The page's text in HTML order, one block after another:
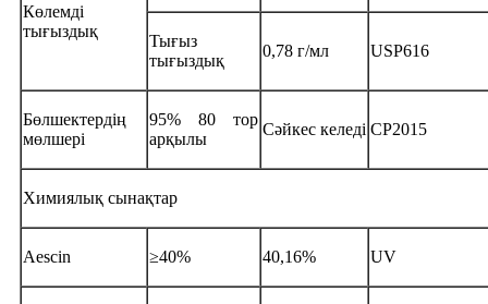
Көлемді
тығыздық
Тығыз
тығыздық
0,78 г/мл USP616
Бөлшектердің
мөлшері
95% 80 тор
арқылы
Сәйкес келеді CP2015
Химиялық сынақтар
Aescin ≥40% 40,16% UV